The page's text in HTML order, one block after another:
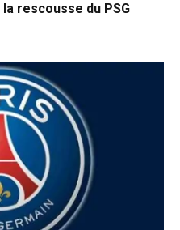
rescousse du PSG